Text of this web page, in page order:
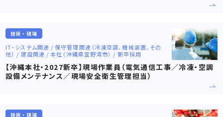
技術・現場
IT・システム関連 / 保守管理関連（冷凍空調、機械装置、その
他） / 建設関連 / 本社（沖縄県宜野湾市） / 新卒採用
【沖縄本社・2027新卒】現場作業員（電気通信工事／冷凍・空調
設備メンテナンス／現場安全衛生管理担当）
技術・現場